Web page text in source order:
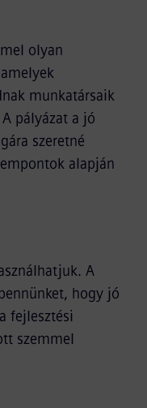
olyan
munkatársaik
pályázat a jó
szeretné
alapján
A
hogy jó
fejlesztési
szemmel